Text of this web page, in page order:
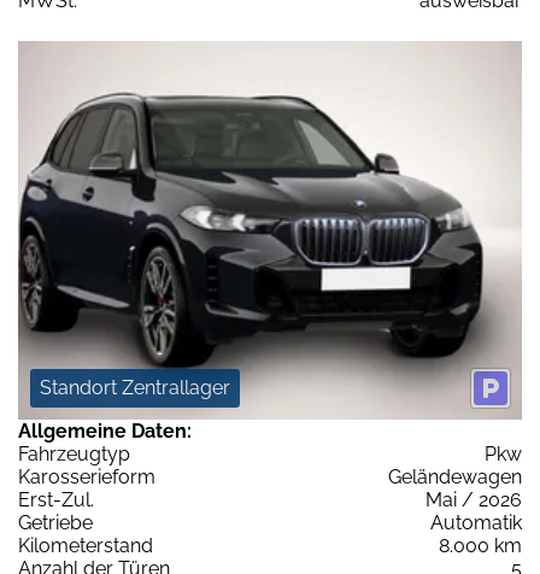
Standort Zentrallager
Allgemeine Daten:
Fahrzeugtyp
Pkw
Karosserieform
Geländewagen
Erst-Zul.
Mai / 2026
Getriebe
Automatik
Kilometerstand
8.000 km
Anzahl der Türen
5